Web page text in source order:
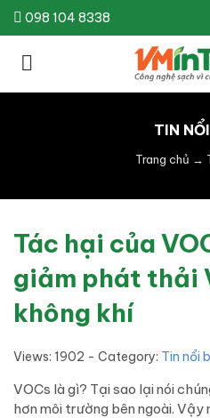
098 104 8338
TIN
Trang chủ →
Tác hại của
giảm phát thải
không khí
Views: 1902 - Category: Tin nổi
VOCs là gì? Tại sao lại nói
hơn môi trường bên ngoài. Vậy